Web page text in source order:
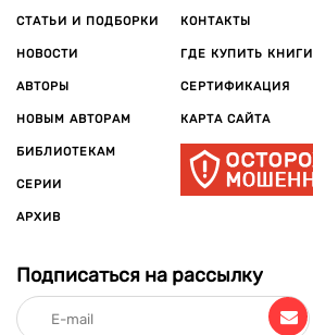
СТАТЬИ И ПОДБОРКИ
НОВОСТИ
АВТОРЫ
НОВЫМ АВТОРАМ
БИБЛИОТЕКАМ
СЕРИИ
АРХИВ
КОНТАКТЫ
ГДЕ КУПИТЬ КНИГИ
СЕРТИФИКАЦИЯ
КАРТА САЙТА
Подписаться на рассылку